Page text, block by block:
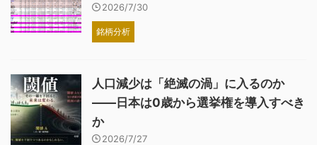
2026/7/30
銘柄分析
人口減少は「絶滅の渦」に入るのか
――日本は0歳から選挙権を導入すべき
か
2026/7/27